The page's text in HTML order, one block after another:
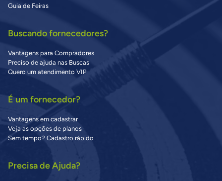
Guia de Feiras
Buscando fornecedores?
Vantagens para Compradores
Preciso de ajuda nas Buscas
Quero um atendimento VIP
É um fornecedor?
Vantagens em cadastrar
Veja as opções de planos
Sem tempo? Cadastro rápido
Precisa de Ajuda?